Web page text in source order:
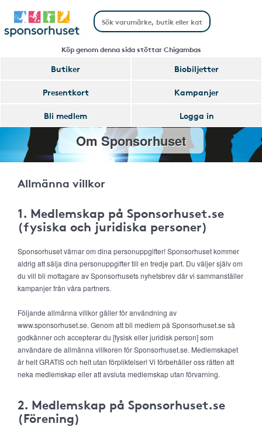
Köp genom denna sida stöttar Chigambas
Butiker
Biobiljetter
Presentkort
Kampanjer
Bli medlem
Logga in
Om Sponsorhuset
Allmänna villkor
1. Medlemskap på Sponsorhuset.se
(fysiska och juridiska personer)
Sponsorhuset värnar om dina personuppgifter! Sponsorhuset kommer
aldrig att sälja dina personuppgifter till en tredje part. Du väljer själv om
du vill bli mottagare av Sponsorhusets nyhetsbrev där vi sammanställer
kampanjer från våra partners.
Följande allmänna villkor gäller för användning av
www.sponsorhuset.se. Genom att bli medlem på Sponsorhuset.se så
godkänner och accepterar du [fysisk eller juridisk person] som
användare de allmänna villkoren för Sponsorhuset.se. Medlemskapet
är helt GRATIS och helt utan förpliktelser! Vi förbehåller oss rätten att
neka medlemskap eller att avsluta medlemskap utan förvarning.
2. Medlemskap på Sponsorhuset.se
(Förening)